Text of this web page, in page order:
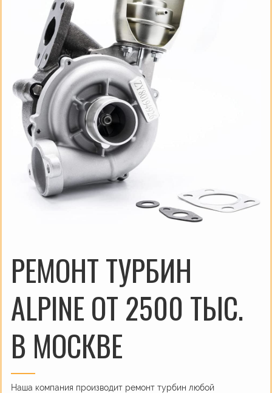
РЕМОНТ ТУРБИН
ALPINE ОТ 2500 ТЫС.
В МОСКВЕ
Наша компания производит ремонт турбин любой